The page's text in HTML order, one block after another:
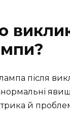
після
й